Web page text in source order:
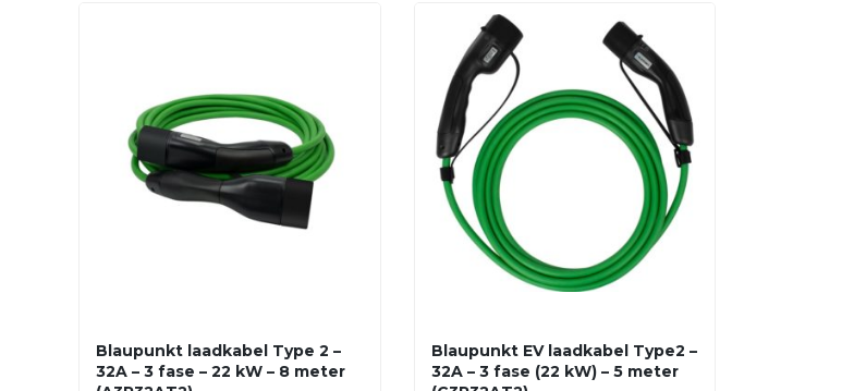
Blaupunkt laadkabel Type 2 –
32A – 3 fase – 22 kW – 8 meter
Blaupunkt EV laadkabel Type2 –
32A – 3 fase (22 kW) – 5 meter